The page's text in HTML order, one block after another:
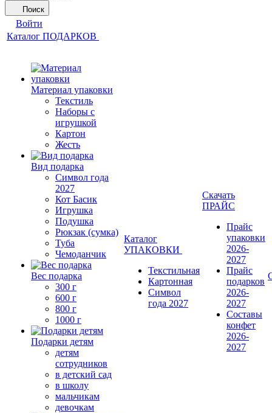
Поиск
Войти
Каталог ПОДАРКОВ
Материал упаковки
Текстиль
Наборы с
игрушкой
Картон
Жесть
Вид подарка
Символ года
2027
Кот Басик
Игрушка
Подушка
Рюкзак (сумка)
Туба
Чемоданчик
Вес подарка
300 г
600 г
800 г
1000 г
Подарки детям
детям
сотрудников
в детский сад
в школу
мальчикам
девочкам
Каталог
УПАКОВКИ
Текстильная
Картонная
Символ
года 2027
Скачать
ПРАЙС
Прайс
упаковки
2026-
2027
Прайс
подарков
2026-
2027
Составы
конфет
2026-
2027